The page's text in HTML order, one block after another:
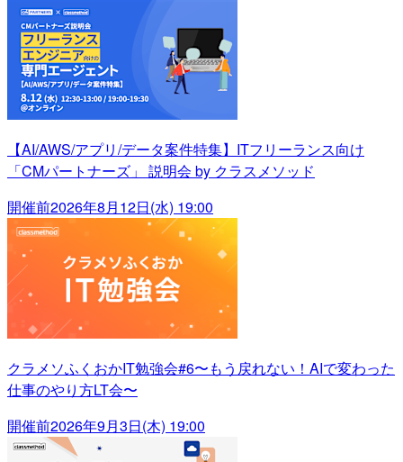
【AI/AWS/アプリ/データ案件特集】ITフリーランス向け
「CMパートナーズ」 説明会 by クラスメソッド
開催前2026年8月12日(水) 19:00
クラメソふくおかIT勉強会#6〜もう戻れない！AIで変わった
仕事のやり方LT会〜
開催前2026年9月3日(木) 19:00